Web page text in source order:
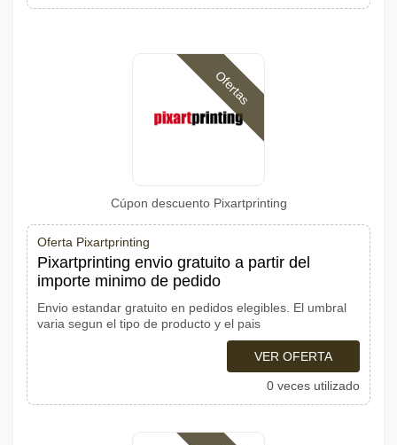
Ofertas
Cúpon descuento Pixartprinting
Oferta Pixartprinting
Pixartprinting envio gratuito a partir del
importe minimo de pedido
Envio estandar gratuito en pedidos elegibles. El umbral
varia segun el tipo de producto y el pais
VER OFERTA
0 veces utilizado